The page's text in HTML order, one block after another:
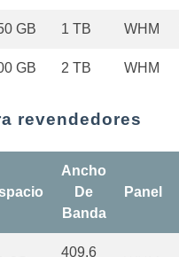
GB 1 TB WHM
GB 2 TB WHM
revendedores
Ancho
De
Banda
Panel
409.6